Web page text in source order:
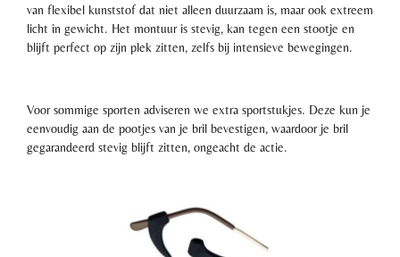
van flexibel kunststof dat niet alleen duurzaam is, maar ook extreem
licht in gewicht. Het montuur is stevig, kan tegen een stootje en
blijft perfect op zijn plek zitten, zelfs bij intensieve bewegingen.
Voor sommige sporten adviseren we extra sportstukjes. Deze kun je
eenvoudig aan de pootjes van je bril bevestigen, waardoor je bril
gegarandeerd stevig blijft zitten, ongeacht de actie.